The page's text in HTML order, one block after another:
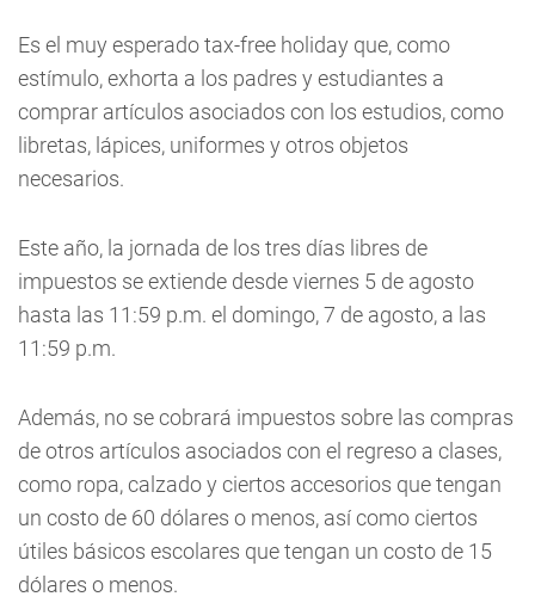
Es el muy esperado tax-free holiday que, como
estímulo, exhorta a los padres y estudiantes a
comprar artículos asociados con los estudios, como
libretas, lápices, uniformes y otros objetos
necesarios.
Este año, la jornada de los tres días libres de
impuestos se extiende desde viernes 5 de agosto
hasta las 11:59 p.m. el domingo, 7 de agosto, a las
11:59 p.m.
Además, no se cobrará impuestos sobre las compras
de otros artículos asociados con el regreso a clases,
como ropa, calzado y ciertos accesorios que tengan
un costo de 60 dólares o menos, así como ciertos
útiles básicos escolares que tengan un costo de 15
dólares o menos.